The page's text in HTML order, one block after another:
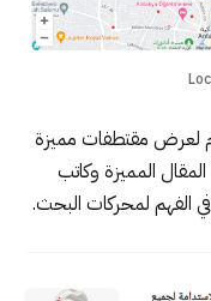
لعرض مقتطفات مميزة
المميزة وكاتب
الفهم لمحركات البحث.